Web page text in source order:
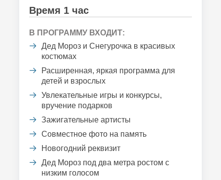
Время 1 час
В ПРОГРАММУ ВХОДИТ:
Дед Мороз и Снегурочка в красивых
костюмах
Расширенная, яркая программа для
детей и взрослых
Увлекательные игры и конкурсы,
вручение подарков
Зажигательные артисты
Совместное фото на память
Новогодний реквизит
Дед Мороз под два метра ростом с
низким голосом